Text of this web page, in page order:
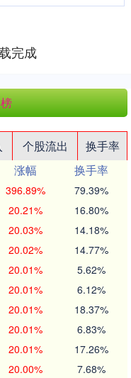
完成
个股流出
换手率
涨幅
换手率
396.89% 79.39%
20.21% 16.80%
20.03% 14.18%
20.02% 14.77%
20.01% 5.62%
20.01% 6.12%
20.01% 18.37%
20.01% 6.83%
20.01% 17.26%
20.00% 7.68%